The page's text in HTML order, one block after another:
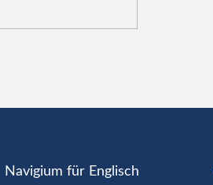
Navigium für Englisch